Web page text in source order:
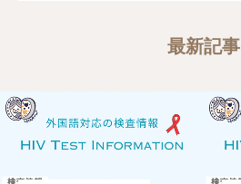
最新記事